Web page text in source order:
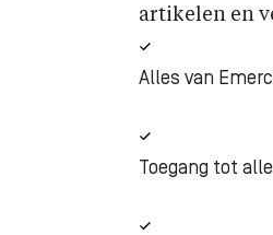
artikelen en
Alles van
Toegang tot